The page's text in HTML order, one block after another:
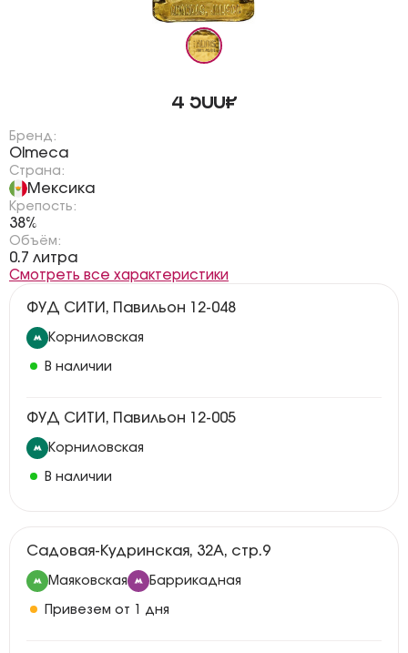
4 500₽
Бренд:
Olmeca
Страна:
Мексика
Крепость:
38%
Объём:
0.7 литра
Смотреть все характеристики
ФУД СИТИ, Павильон 12-048
Корниловская
В наличии
ФУД СИТИ, Павильон 12-005
Корниловская
В наличии
Садовая-Кудринская, 32А, стр.9
Маяковская Баррикадная
Привезем от 1 дня